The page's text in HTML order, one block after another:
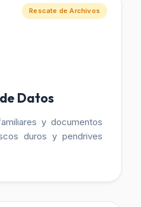
Rescate de Archivos
Datos
y documentos
duros y pendrives